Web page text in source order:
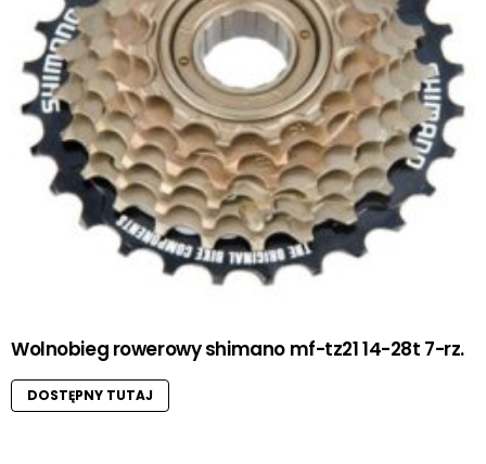
Wolnobieg rowerowy shimano mf-tz21 14-28t 7-rz.
DOSTĘPNY TUTAJ